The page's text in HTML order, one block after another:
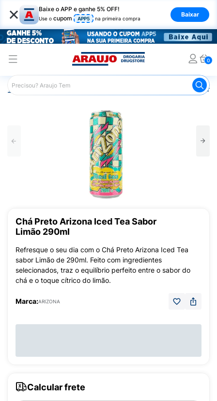
× Baixe o APP e ganhe 5% OFF!
Use o cupom APP5 na primeira compra
Baixar
0
Araujo Mercado Chá Preto
Chá Preto Arizona Iced Tea Sabor
Limão 290ml
Refresque o seu dia com o Chá Preto Arizona Iced Tea
sabor Limão de 290ml. Feito com ingredientes
selecionados, traz o equilíbrio perfeito entre o sabor do
chá e o toque cítrico do limão.
Marca:ARIZONA
Calcular frete